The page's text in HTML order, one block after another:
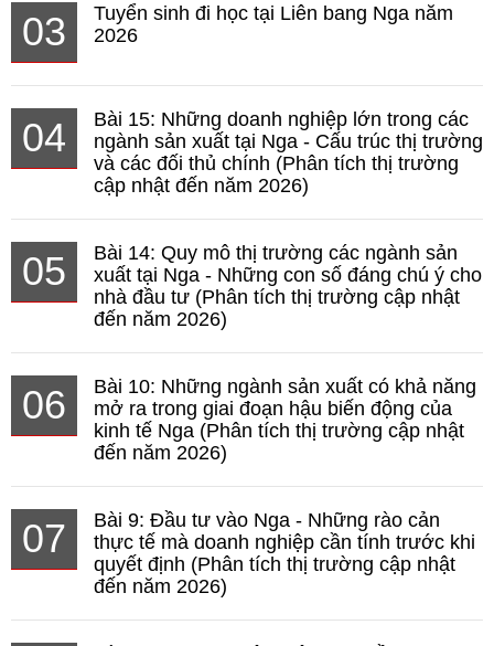
03
Tuyển sinh đi học tại Liên bang Nga năm
2026
04
Bài 15: Những doanh nghiệp lớn trong các
ngành sản xuất tại Nga - Cấu trúc thị trường
và các đối thủ chính (Phân tích thị trường
cập nhật đến năm 2026)
05
Bài 14: Quy mô thị trường các ngành sản
xuất tại Nga - Những con số đáng chú ý cho
nhà đầu tư (Phân tích thị trường cập nhật
đến năm 2026)
06
Bài 10: Những ngành sản xuất có khả năng
mở ra trong giai đoạn hậu biến động của
kinh tế Nga (Phân tích thị trường cập nhật
đến năm 2026)
07
Bài 9: Đầu tư vào Nga - Những rào cản
thực tế mà doanh nghiệp cần tính trước khi
quyết định (Phân tích thị trường cập nhật
đến năm 2026)